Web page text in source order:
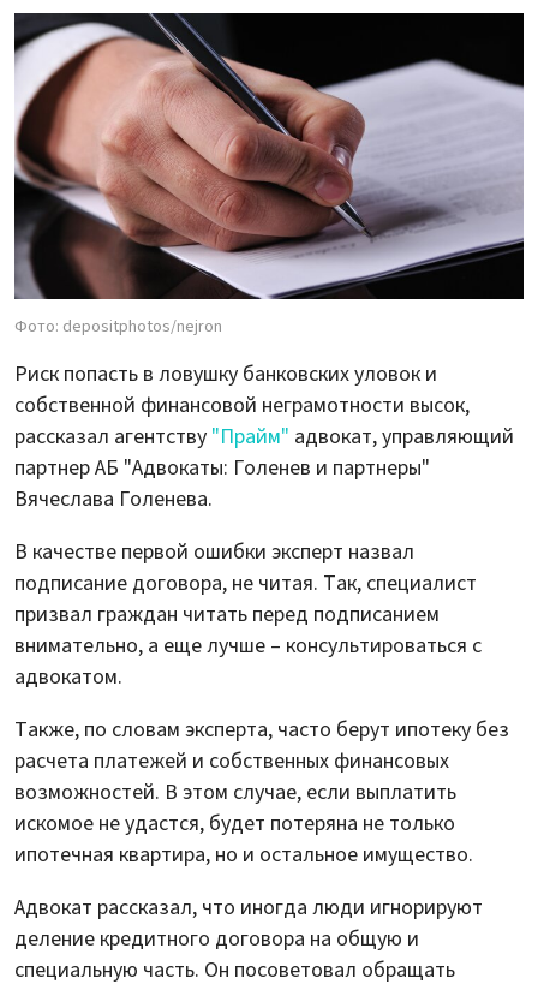
Фото: depositphotos/nejron
Риск попасть в ловушку банковских уловок и
собственной финансовой неграмотности высок,
рассказал агентству "Прайм" адвокат, управляющий
партнер АБ "Адвокаты: Голенев и партнеры"
Вячеслава Голенева.
В качестве первой ошибки эксперт назвал
подписание договора, не читая. Так, специалист
призвал граждан читать перед подписанием
внимательно, а еще лучше – консультироваться с
адвокатом.
Также, по словам эксперта, часто берут ипотеку без
расчета платежей и собственных финансовых
возможностей. В этом случае, если выплатить
искомое не удастся, будет потеряна не только
ипотечная квартира, но и остальное имущество.
Адвокат рассказал, что иногда люди игнорируют
деление кредитного договора на общую и
специальную часть. Он посоветовал обращать